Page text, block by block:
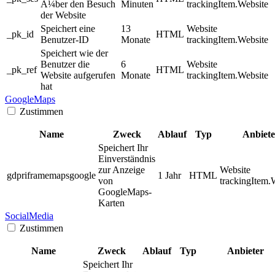
Ã¼ber den Besuch
der Website
Minuten
trackingItem.Website
_pk_id
Speichert eine
Benutzer-ID
13
Monate
HTML
Website
trackingItem.Website
_pk_ref
Speichert wie der
Benutzer die
Website aufgerufen
hat
6
Monate
HTML
Website
trackingItem.Website
GoogleMaps
Zustimmen
Name Zweck Ablauf Typ
gdpriframemapsgoogle
Speichert Ihr
Einverständnis
zur Anzeige
von
GoogleMaps-
Karten
1 Jahr HTML
Website
SocialMedia
Zustimmen
Name Zweck Ablauf Typ Anbieter
Speichert Ihr